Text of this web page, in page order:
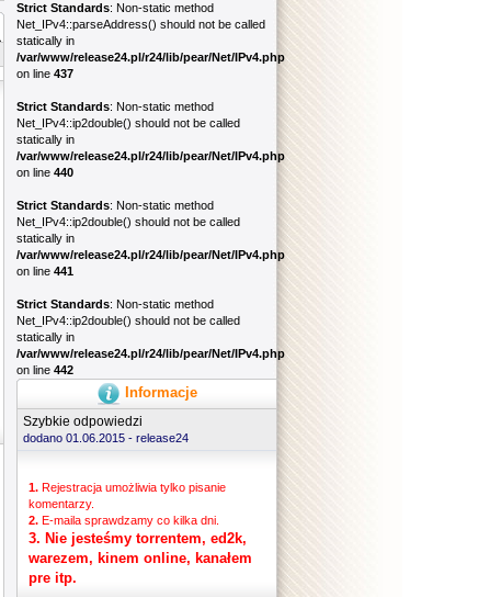
Strict Standards: Non-static method
Net_IPv4::parseAddress() should not be called
statically in
/var/www/release24.pl/r24/lib/pear/Net/IPv4.php
on line 437
Strict Standards: Non-static method
Net_IPv4::ip2double() should not be called
statically in
/var/www/release24.pl/r24/lib/pear/Net/IPv4.php
on line 440
Strict Standards: Non-static method
Net_IPv4::ip2double() should not be called
statically in
/var/www/release24.pl/r24/lib/pear/Net/IPv4.php
on line 441
Strict Standards: Non-static method
Net_IPv4::ip2double() should not be called
statically in
/var/www/release24.pl/r24/lib/pear/Net/IPv4.php
on line 442
Informacje
Szybkie odpowiedzi
dodano 01.06.2015 - release24
1. Rejestracja umożliwia tylko pisanie
komentarzy.
2. E-maila sprawdzamy co kilka dni.
3. Nie jesteśmy torrentem, ed2k,
warezem, kinem online, kanałem
pre itp.